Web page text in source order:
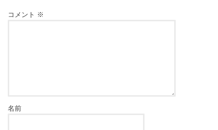
コメント ※
名前